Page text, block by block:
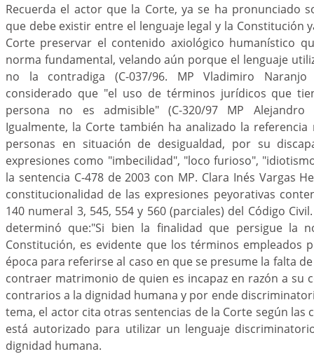
Recuerda el actor que la Corte, ya se ha pronunciado
que debe existir entre el lenguaje legal y la Constitución
Corte preservar el contenido axiológico humanístico
norma fundamental, velando aún porque el lenguaje
no la contradiga (C-037/96. MP Vladimiro Naranjo
considerado que "el uso de términos jurídicos que
persona no es admisible" (C-320/97 MP Alejandro
Igualmente, la Corte también ha analizado la
personas en situación de desigualdad, por su
expresiones como "imbecilidad", "loco furioso",
la sentencia C-478 de 2003 con MP. Clara Inés Vargas
constitucionalidad de las expresiones peyorativas
140 numeral 3, 545, 554 y 560 (parciales) del Código
determinó que:"Si bien la finalidad que persigue la
Constitución, es evidente que los términos empleados
época para referirse al caso en que se presume la falta
contraer matrimonio de quien es incapaz en razón a su
contrarios a la dignidad humana y por ende
tema, el actor cita otras sentencias de la Corte según las
está autorizado para utilizar un lenguaje
dignidad humana.